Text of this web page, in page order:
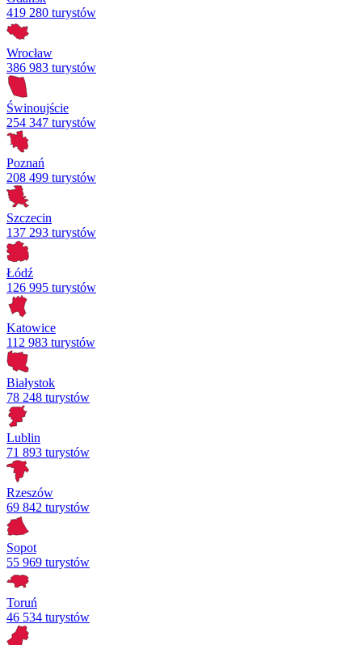
419 280 turystów
Wrocław
386 983 turystów
Świnoujście
254 347 turystów
Poznań
208 499 turystów
Szczecin
137 293 turystów
Łódź
126 995 turystów
Katowice
112 983 turystów
Białystok
78 248 turystów
Lublin
71 893 turystów
Rzeszów
69 842 turystów
Sopot
55 969 turystów
Toruń
46 534 turystów